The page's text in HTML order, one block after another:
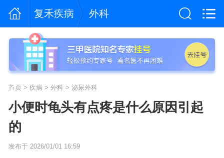
复禾疾病 外科
首页> 疾病 > 外科> 泌尿外科
小便时龟头有点疼是什么原因引起
的
发布于 2026/01/01 16:59